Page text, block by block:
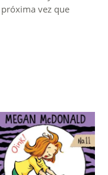
vez que